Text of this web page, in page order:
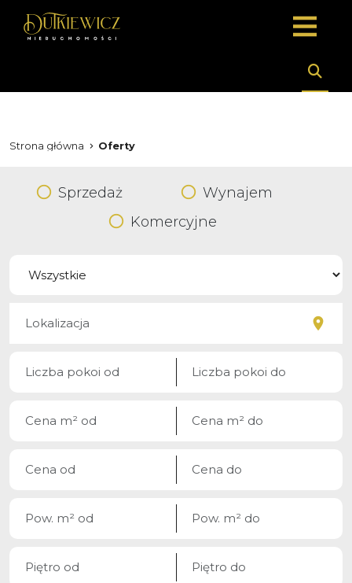
Strona główna Oferty
Sprzedaż
Wynajem
Komercyjne